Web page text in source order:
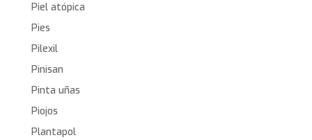
Piel atópica
Pies
Pilexil
Pinisan
Pinta uñas
Piojos
Plantapol